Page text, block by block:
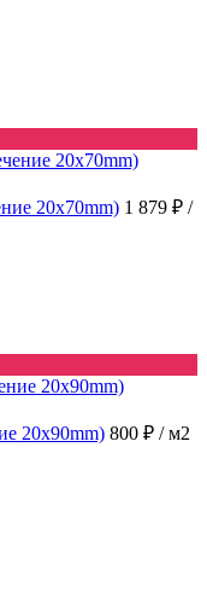
20х70mm) 1 879 ₽ /
20x90mm) 800 ₽ / м2